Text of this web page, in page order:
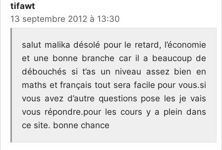
tifawt
13 septembre 2012 à 13:30
salut malika désolé pour le retard, l’économie
et une bonne branche car il a beaucoup de
débouchés si t’as un niveau assez bien en
maths et français tout sera facile pour vous.si
vous avez d’autre questions pose les je vais
vous répondre.pour les cours y a plein dans
ce site. bonne chance